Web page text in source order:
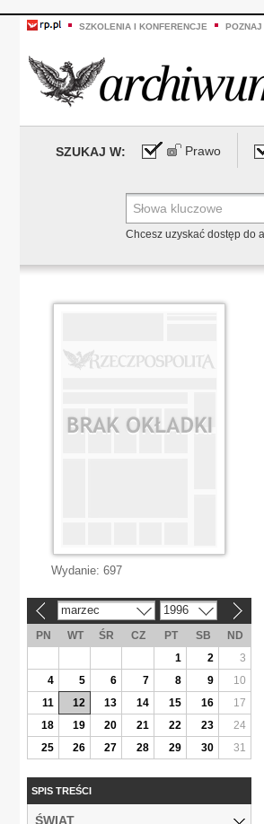
SZKOLENIA I KONFERENCJE POZNAJ
SZUKAJ W: Prawo
Chcesz uzyskać dostęp do
Wydanie: 697
marzec 1996
PN WT ŚR CZ PT SB
ND
1
2
3
4
5 6 7 8 9
10
11
12 13 14 15 16
17
18
19 20 21 22 23
24
25
26 27 28 29 30 31
SPIS TREŚCI
ŚWIAT